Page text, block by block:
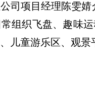
司项目经理陈雯
组织飞盘、趣味
儿童游乐区、观景